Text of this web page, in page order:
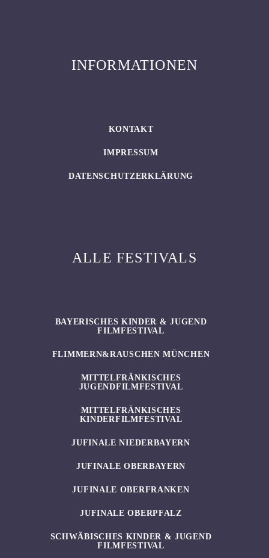
INFORMATIONEN
KONTAKT
IMPRESSUM
DATENSCHUTZERKLÄRUNG
ALLE FESTIVALS
BAYERISCHES KINDER & JUGEND
FILMFESTIVAL
FLIMMERN&RAUSCHEN MÜNCHEN
MITTELFRÄNKISCHES
JUGENDFILMFESTIVAL
MITTELFRÄNKISCHES
KINDERFILMFESTIVAL
JUFINALE NIEDERBAYERN
JUFINALE OBERBAYERN
JUFINALE OBERFRANKEN
JUFINALE OBERPFALZ
SCHWÄBISCHES KINDER & JUGEND
FILMFESTIVAL